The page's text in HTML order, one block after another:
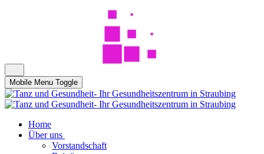
Mobile Menu Toggle
Home
Über uns
Vorstandschaft